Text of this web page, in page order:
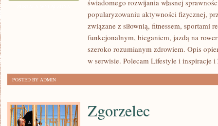
SIŁOWYświadomego rozwijania własnej
popularyzowaniu aktywności fizycznej,
związane z siłownią, fitnessem, sportami
funkcjonalnym, bieganiem, jazdą na
szeroko rozumianym zdrowiem. Opis
w serwisie. Polecam Lifestyle i inspiracje i
POSTED BY ADMIN
Zgorzelec